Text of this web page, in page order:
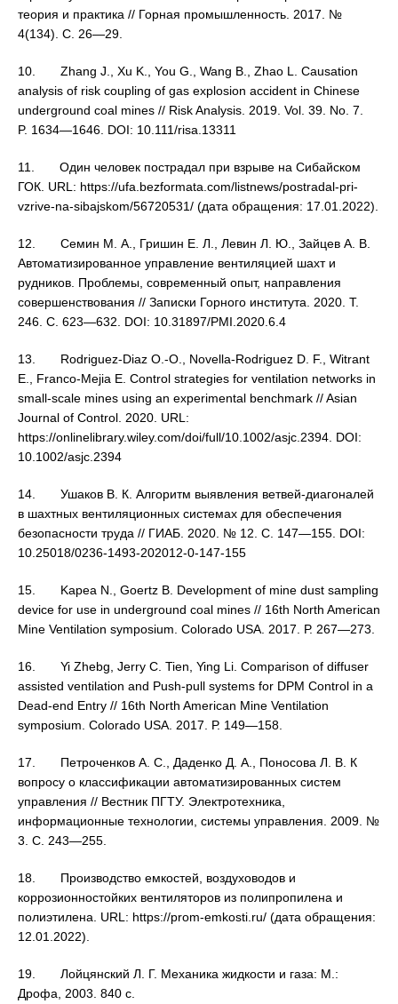
теория и практика // Горная промышленность. 2017. №
4(134). С. 26—29.
10. Zhang J., Xu K., You G., Wang B., Zhao L. Causation
analysis of risk coupling of gas explosion accident in Chinese
underground coal mines // Risk Analysis. 2019. Vol. 39. No. 7.
P. 1634—1646. DOI: 10.111/risa.13311
11. Один человек пострадал при взрыве на Сибайском
ГОК. URL: https://ufa.bezformata.com/listnews/postradal-pri-
vzrive-na-sibajskom/56720531/ (дата обращения: 17.01.2022).
12. Семин М. А., Гришин Е. Л., Левин Л. Ю., Зайцев А. В.
Автоматизированное управление вентиляцией шахт и
рудников. Проблемы, современный опыт, направления
совершенствования // Записки Горного института. 2020. Т.
246. С. 623—632. DOI: 10.31897/PMI.2020.6.4
13. Rodriguez-Diaz O.-O., Novella-Rodriguez D. F., Witrant
E., Franco-Mejia E. Control strategies for ventilation networks in
small-scale mines using an experimental benchmark // Asian
Journal of Control. 2020. URL:
https://onlinelibrary.wiley.com/doi/full/10.1002/asjc.2394. DOI:
10.1002/asjc.2394
14. Ушаков В. К. Алгоритм выявления ветвей-диагоналей
в шахтных вентиляционных системах для обеспечения
безопасности труда // ГИАБ. 2020. № 12. С. 147—155. DOI:
10.25018/0236-1493-202012-0-147-155
15. Kapea N., Goertz B. Development of mine dust sampling
device for use in underground coal mines // 16th North American
Mine Ventilation symposium. Colorado USA. 2017. Р. 267—273.
16. Yi Zhebg, Jerry C. Tien, Ying Li. Comparison of diffuser
assisted ventilation and Push-pull systems for DPM Control in a
Dead-end Entry // 16th North American Mine Ventilation
symposium. Colorado USA. 2017. Р. 149—158.
17. Петроченков А. С., Даденко Д. А., Поносова Л. В. К
вопросу о классификации автоматизированных систем
управления // Вестник ПГТУ. Электротехника,
информационные технологии, системы управления. 2009. №
3. С. 243—255.
18. Производство емкостей, воздуховодов и
коррозионностойких вентиляторов из полипропилена и
полиэтилена. URL: https://prom-emkosti.ru/ (дата обращения:
12.01.2022).
19. Лойцянский Л. Г. Механика жидкости и газа: М.:
Дрофа, 2003. 840 с.